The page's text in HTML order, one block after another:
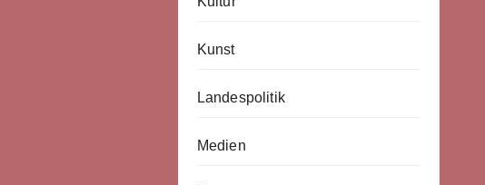
Kunst
Landespolitik
Medien